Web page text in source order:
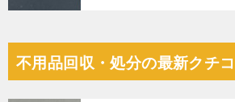
不用品回収・処分の最新クチコ